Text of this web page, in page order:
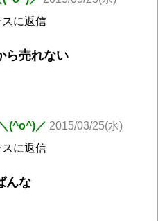
に返信
ら売れない
(^o^)／ 2015/03/25(水)
に返信
んな